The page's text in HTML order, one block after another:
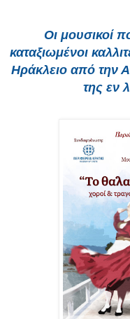
Οι μουσικοί
καταξιωμένοι
Ηράκλειο από την
της εν